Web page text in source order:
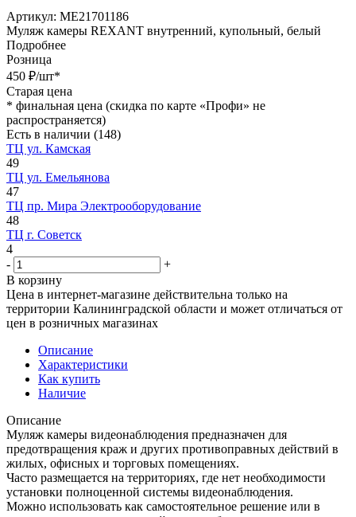
Артикул: МЕ21701186
Муляж камеры REXANT внутренний, купольный, белый
Подробнее
Розница
450 ₽/шт*
Старая цена
* финальная цена (скидка по карте «Профи» не
распространяется)
Есть в наличии (148)
ТЦ ул. Камская
49
ТЦ ул. Емельянова
47
ТЦ пр. Мира Электрооборудование
48
ТЦ г. Советск
4
-
+
В корзину
Цена в интернет-магазине действительна только на
территории Калининградской области и может отличаться от
цен в розничных магазинах
Описание
Характеристики
Как купить
Наличие
Описание
Муляж камеры видеонаблюдения предназначен для
предотвращения краж и других противоправных действий в
жилых, офисных и торговых помещениях.
Часто размещается на территориях, где нет необходимости
установки полноценной системы видеонаблюдения.
Можно использовать как самостоятельное решение или в